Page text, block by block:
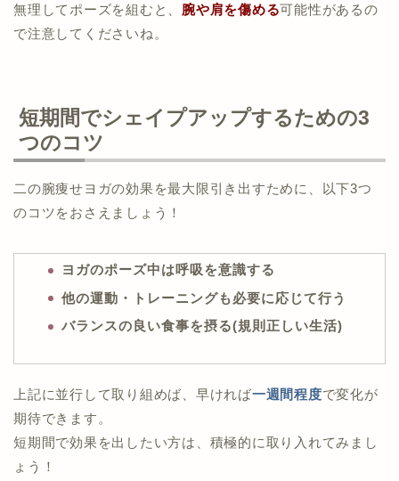
無理してポーズを組むと、 腕や肩を傷める可能性があるの
で注意してくださいね。
短期間でシェイプアップするための3
つのコツ
二の腕痩せヨガの効果を最大限引き出すために、以下3つ
のコツをおさえましょう！
ヨガのポーズ中は呼吸を意識する
他の運動・トレーニングも必要に応じて行う
バランスの良い食事を摂る(規則正しい生活)
上記に並行して取り組めば、早ければ一週間程度で変化が
期待できます。
短期間で効果を出したい方は、積極的に取り入れてみまし
ょう！